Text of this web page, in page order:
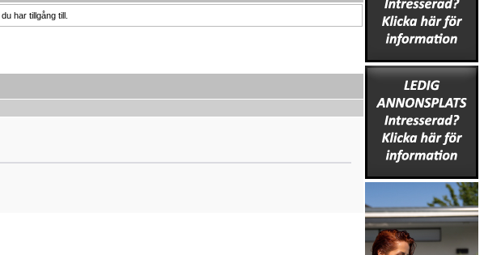
har tillgång till.